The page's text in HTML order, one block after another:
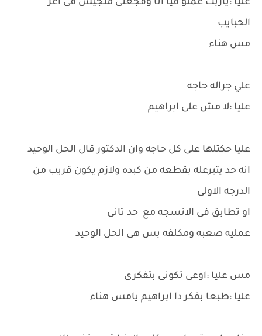
عليا :ياربت عملو فيا انا وفجعتى متجيش فى اعز
الحبايب
مس هناء
علي جراله حاجه
عليا :لا مش على ابراهيم
عليا حكتلها على كل حاجه وان الدكتور قال الحل الوحيد
انه حد يتبرعله بقطعه من كبده ولازم يكون قريب من
الدرجه الاولى
او تطابق فى الانسجه مع حد تانى
عمليه صعبه ومكلفه بس هى الحل الوحيد
مس عليا :اوعى تكونى بتفكرى
عليا :طبعا بفكر دا ابراهيم يامس هناء